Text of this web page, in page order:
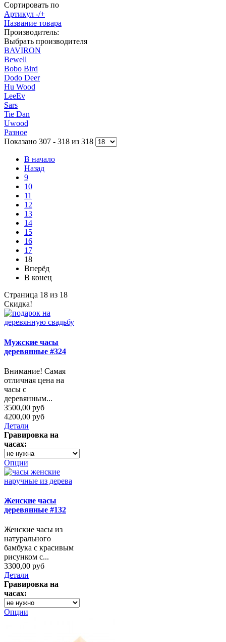
Сортировать по
Артикул -/+
Название товара
Производитель:
Выбрать производителя
BAVIRON
Bewell
Bobo Bird
Dodo Deer
Hu Wood
LeeEv
Sars
Tie Dan
Uwood
Разное
Показано 307 - 318 из 318
В начало
Назад
9
10
11
12
13
14
15
16
17
18
Вперёд
В конец
Страница 18 из 18
Скидка!
Мужские часы
деревянные #324
Внимание! Самая
отличная цена на
часы с
деревянным...
3500,00 руб
4200,00 руб
Детали
Гравировка на
часах:
Опции
Женские часы
деревянные #132
Женские часы из
натурального
бамбука с красивым
рисунком с...
3300,00 руб
Детали
Гравировка на
часах:
Опции